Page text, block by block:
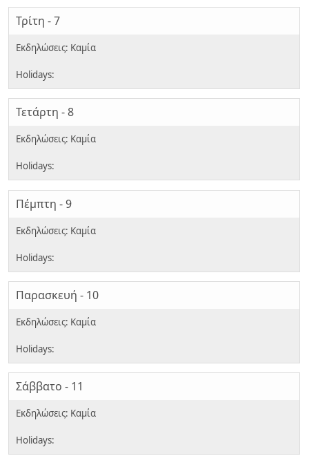
Τρίτη - 7
Τετάρτη - 8
Πέμπτη - 9
Παρασκευή - 10
Σάββατο - 11